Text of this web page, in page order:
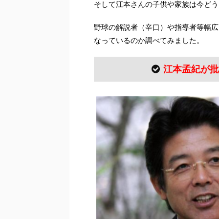
そして江本さんの子供や家族は今ど
野球の解説者（辛口）や指導者等幅
なっているのか調べてみました。
江本孟紀が